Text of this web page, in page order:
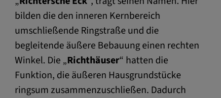
bilden die den inneren Kernbereich
umschließende Ringstraße und die
begleitende äußere Bebauung einen rechten
Winkel. Die „Richthäuser“ hatten die
Funktion, die äußeren Hausgrundstücke
ringsum zusammenzuschließen. Dadurch